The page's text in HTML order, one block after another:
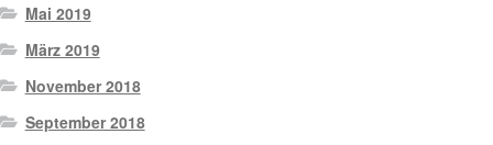
Mai 2019
März 2019
November 2018
September 2018